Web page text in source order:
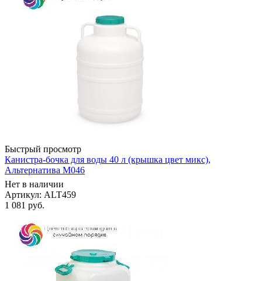
Быстрый просмотр
Канистра-бочка для воды 40 л (крышка цвет микс),
Альтернатива М046
Нет в наличии
Артикул: ALT459
1 081 руб.